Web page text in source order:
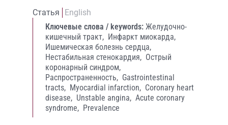
Статья
English
Ключевые слова / keywords: Желудочно-
кишечный тракт, Инфаркт миокарда,
Ишемическая болезнь сердца,
Нестабильная стенокардия, Острый
коронарный синдром,
Распространенность, Gastrointestinal
tracts, Myocardial infarction, Coronary heart
disease, Unstable angina, Acute coronary
syndrome, Prevalence